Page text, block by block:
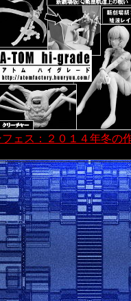
フェス：２０１４年冬の